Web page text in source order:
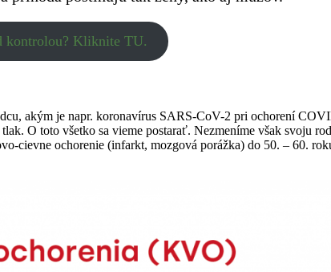
kontrolou? Kliknite TU.
akým je napr. koronavírus SARS-CoV-2 pri ochorení
O toto všetko sa vieme postarať. Nezmeníme však svoju
cievne ochorenie (infarkt, mozgová porážka) do 50. – 60.